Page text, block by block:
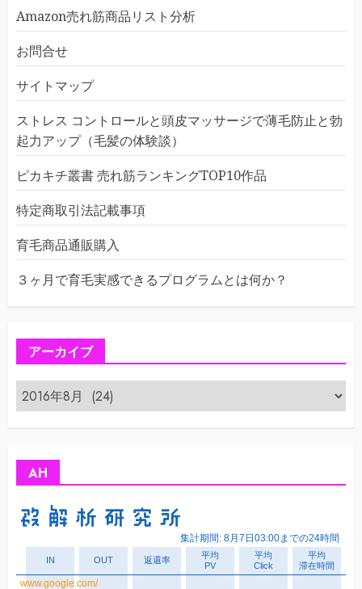
Amazon売れ筋商品リスト分析
お問合せ
サイトマップ
ストレス コントロールと頭皮マッサージで薄毛防止と勃
起力アップ（毛髪の体験談）
ピカキチ叢書 売れ筋ランキングTOP10作品
特定商取引法記載事項
育毛商品通販購入
３ヶ月で育毛実感できるプログラムとは何か？
アーカイブ
ア
ー
カ
AH